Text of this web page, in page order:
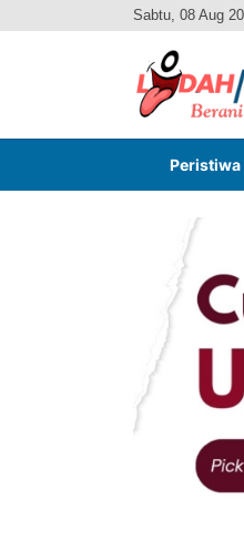
Sabtu, 08 Aug
Peristiwa